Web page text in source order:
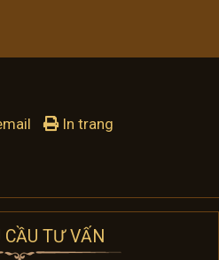
In trang
CẦU TƯ VẤN